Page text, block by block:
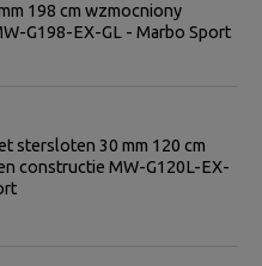
198 cm wzmocniony
G198-EX-GL - Marbo Sport
stersloten 30 mm 120 cm
constructie MW-G120L-EX-